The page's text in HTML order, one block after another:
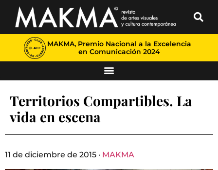
MAKMA, Premio Nacional a la Excelencia
en Comunicación 2024
Territorios Compartibles. La
vida en escena
11 de diciembre de 2015 · MAKMA